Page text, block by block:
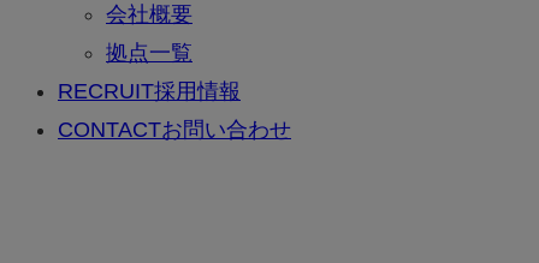
会社概要
拠点一覧
RECRUIT採用情報
CONTACTお問い合わせ